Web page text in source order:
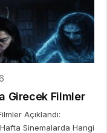
Girecek Filmler
Açıklandı:
Sinemalarda Hangi